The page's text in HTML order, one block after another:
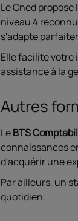
Le Cned propose
niveau 4
s'adapte
Elle facilite
assistance à la
Autres
LeBTS
connaissances
d'acquérir une
Par ailleurs, un
quotidien.